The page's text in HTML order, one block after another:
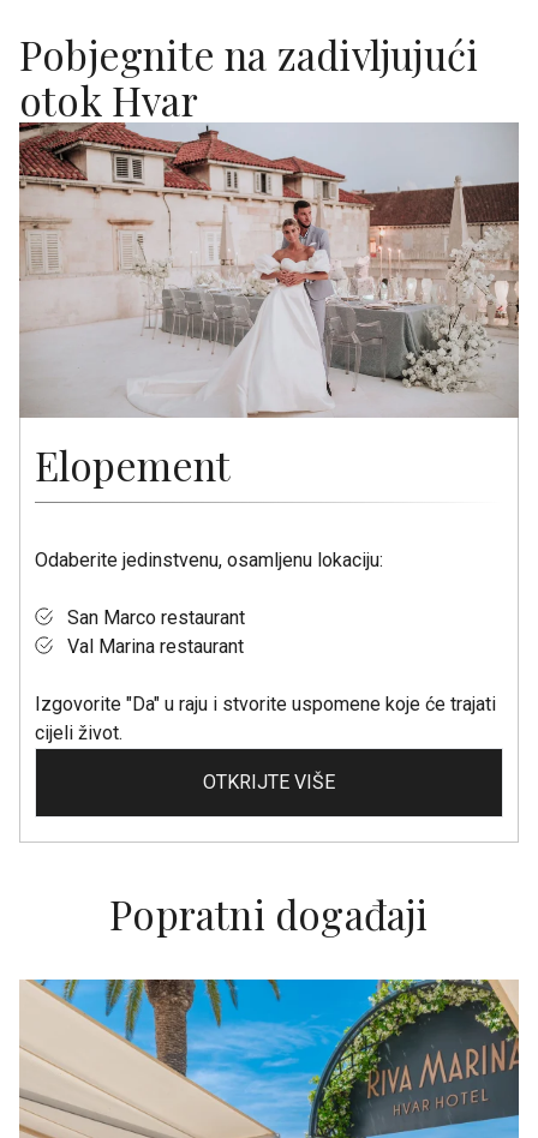
Pobjegnite na zadivljujući
otok Hvar
Elopement
Odaberite jedinstvenu, osamljenu lokaciju:
San Marco restaurant
Val Marina restaurant
Izgovorite "Da" u raju i stvorite uspomene koje će trajati
cijeli život.
OTKRIJTE VIŠE
Popratni događaji